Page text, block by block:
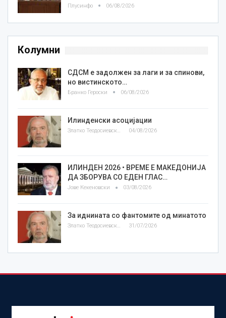
Плусинфо 06/08/2026
Колумни
СДСМ е задолжен за лаги и за спинови,
но вистинското…
Бранко Героски 06/08/2026
Илинденски асоцијации
Златко Теодосиевски 04/08/2026
ИЛИНДЕН 2026 • ВРЕМЕ Е МАКЕДОНИЈА
ДА ЗБОРУВА СО ЕДЕН ГЛАС…
Јове Кекеновски 03/08/2026
За иднината со фантомите од минатото
Златко Теодосиевски 31/07/2026